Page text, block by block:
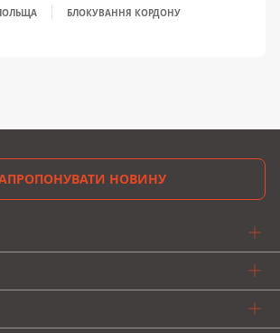
БЛОКУВАННЯ КОРДОНУ
НОВИНУ